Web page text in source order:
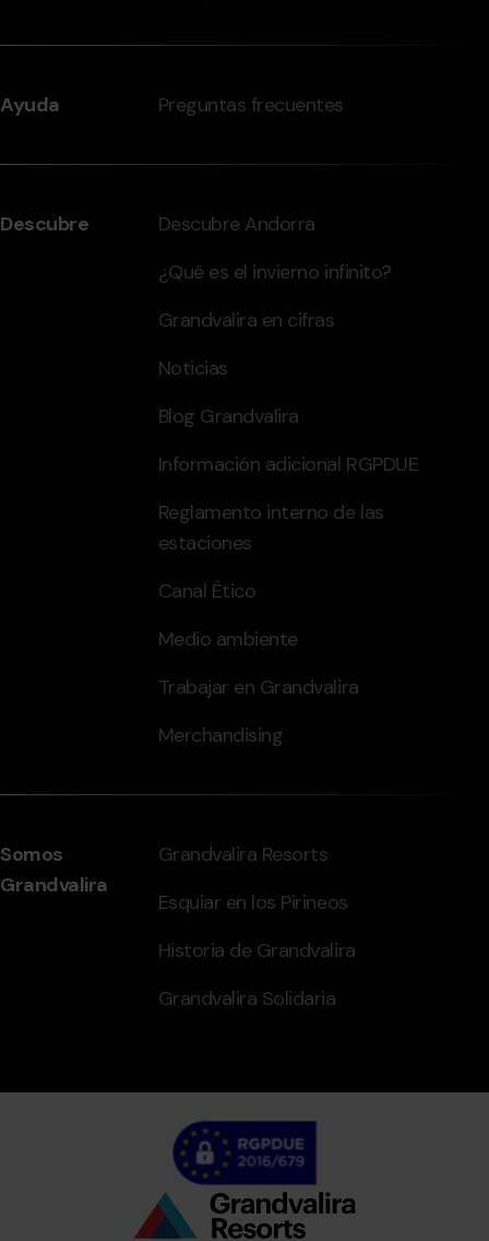
Ayuda Preguntas frecuentes
Descubre
Descubre Andorra
¿Qué es el invierno infinito?
Grandvalira en cifras
Noticias
Blog Grandvalira
Información adicional RGPDUE
Reglamento interno de las
estaciones
Canal Ético
Medio ambiente
Trabajar en Grandvalira
Merchandising
Somos
Grandvalira
Grandvalira Resorts
Esquiar en los Pirineos
Historia de Grandvalira
Grandvalira Solidaria